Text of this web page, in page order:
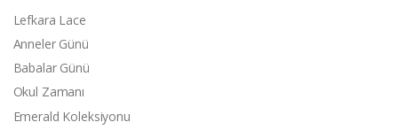
Lefkara Lace
Anneler Günü
Babalar Günü
Okul Zamanı
Emerald Koleksiyonu